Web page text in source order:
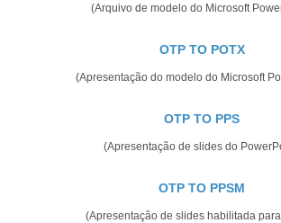
(Arquivo de modelo do Microsoft
OTP TO POTX
(Apresentação do modelo do Microsoft
OTP TO PPS
(Apresentação de slides do
OTP TO PPSM
(Apresentação de slides habilitada